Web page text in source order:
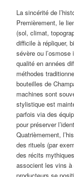
La sincérité de
Premièrement, le
(sol, climat,
difficile à répliquer,
sévère ou
qualité en années
méthodes
bouteilles de
machines sont
stylistique est
parfois via des
pour préserver
Quatrièmement,
des rituels (par
des récits
associent les vins